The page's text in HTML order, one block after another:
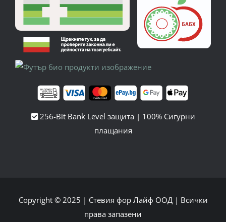
256-Bit Bank Level защита | 100% Сигурни
плащания
Copyright © 2025 | Стевия фор Лайф ООД | Всички
права запазени